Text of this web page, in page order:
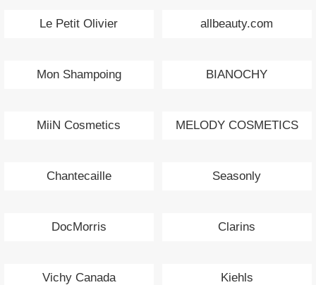
Le Petit Olivier allbeauty.com
Mon Shampoing BIANOCHY
MiiN Cosmetics MELODY COSMETICS
Chantecaille Seasonly
DocMorris Clarins
Vichy Canada Kiehls